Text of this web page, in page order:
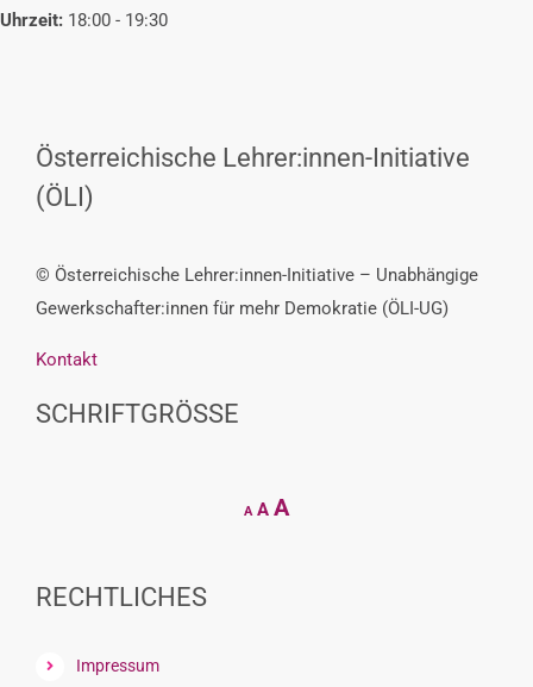
Uhrzeit: 18:00 - 19:30
Österreichische Lehrer:innen-Initiative
(ÖLI)
© Österreichische Lehrer:innen-Initiative – Unabhängige
Gewerkschafter:innen für mehr Demokratie (ÖLI-UG)
Kontakt
SCHRIFTGRÖSSE
A
Decrease
font
A Reset
AIncrease
RECHTLICHES
Impressum